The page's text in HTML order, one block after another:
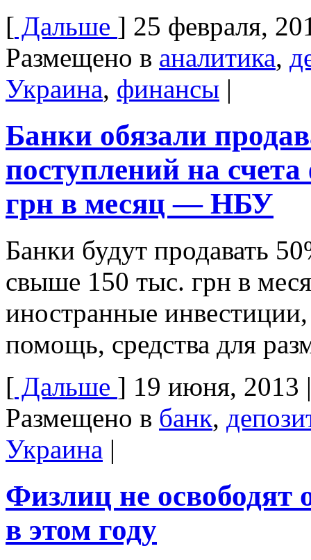
[ Дальше ] 25 февраля,
Размещено в аналитика,
Украина, финансы |
Банки обязали
поступлений на
грн в месяц — НБУ
Банки будут продавать
свыше 150 тыс. грн в
иностранные
помощь, средства для
[ Дальше ] 19 июня, 2013
Размещено в банк,
Украина |
Физлиц не освободят
в этом году